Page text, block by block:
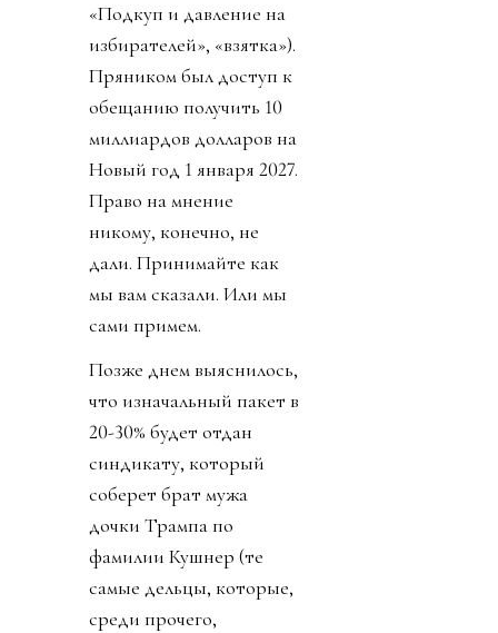
«Подкуп и давление на
избирателей», «взятка»).
Пряником был доступ к
обещанию получить 10
миллиардов долларов на
Новый год 1 января 2027.
Право на мнение
никому, конечно, не
дали. Принимайте как
мы вам сказали. Или мы
сами примем.
Позже днем выяснилось,
что изначальный пакет в
20-30% будет отдан
синдикату, который
соберет брат мужа
дочки Трампа по
фамилии Кушнер (те
самые дельцы, которые,
среди прочего,